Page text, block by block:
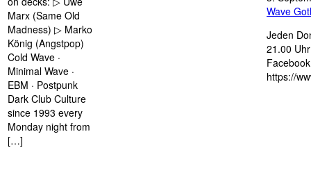
Marx (Same Old
Madness) ▷ Marko
König (Angstpop)
Cold Wave ·
Minimal Wave ·
EBM · Postpunk
Dark Club Culture
since 1993 every
Monday night from
[…]
Wave
Jeden
21.00
https://